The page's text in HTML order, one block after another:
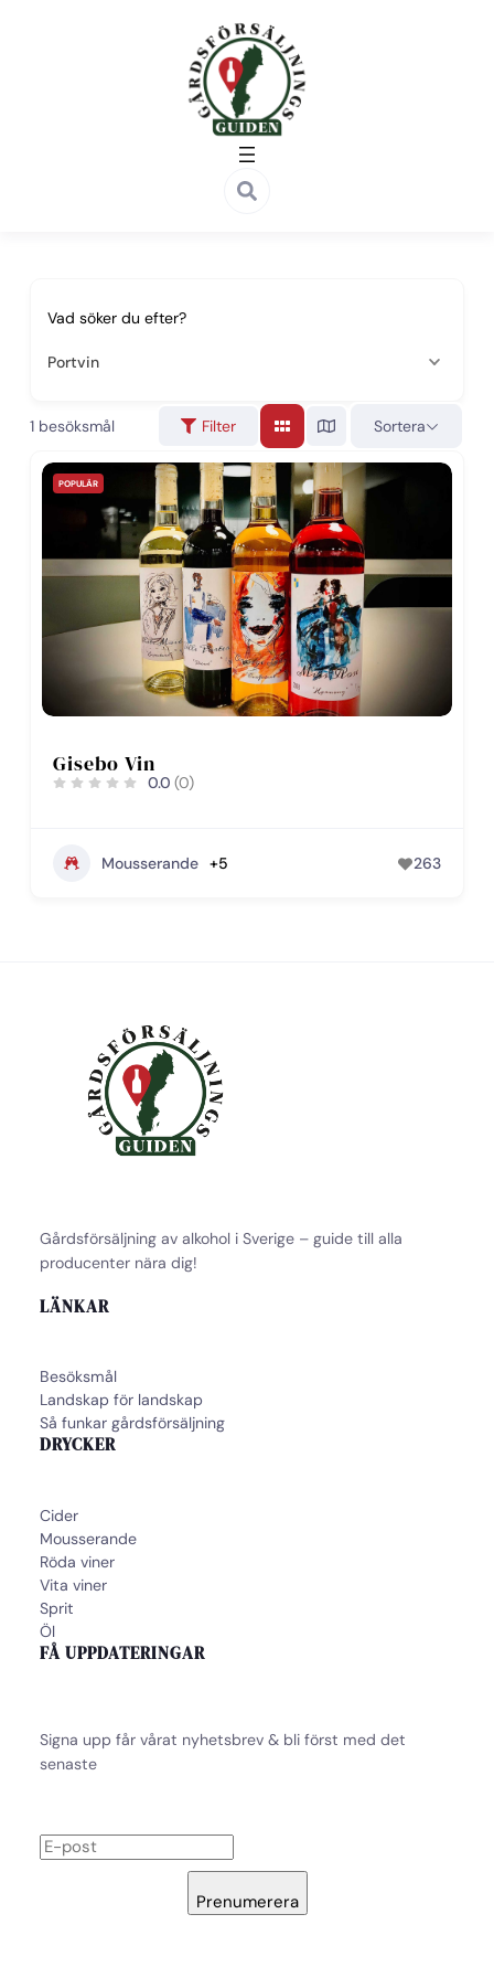
Vad söker du efter?
Portvin
1 besöksmål Filter Sortera
POPULÄR
Gisebo Vin
0.0 (0)
Mousserande +5 263
Gårdsförsäljning av alkohol i Sverige – guide till alla
producenter nära dig!
LÄNKAR
Besöksmål
Landskap för landskap
Så funkar gårdsförsäljning
DRYCKER
Cider
Mousserande
Röda viner
Vita viner
Sprit
Öl
FÅ UPPDATERINGAR
Signa upp får vårat nyhetsbrev & bli först med det
senaste
Prenumerera